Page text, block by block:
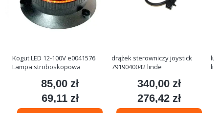
Kogut LED 12-100V e0041576
Lampa stroboskopowa
Cena
85,00 zł
Cena
69,11 zł
drążek sterowniczy joystick
7919040042 linde
Cena
340,00 zł
Cena
276,42 zł